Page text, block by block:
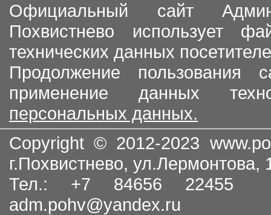
Официальный сайт
Похвистнево использует
технических данных
Продолжение пользования
применение данных
персональных данных.
Copyright © 2012-2023
г.Похвистнево, ул.Лермонтова,
Тел.: +7 84656
adm.pohv@yandex.ru